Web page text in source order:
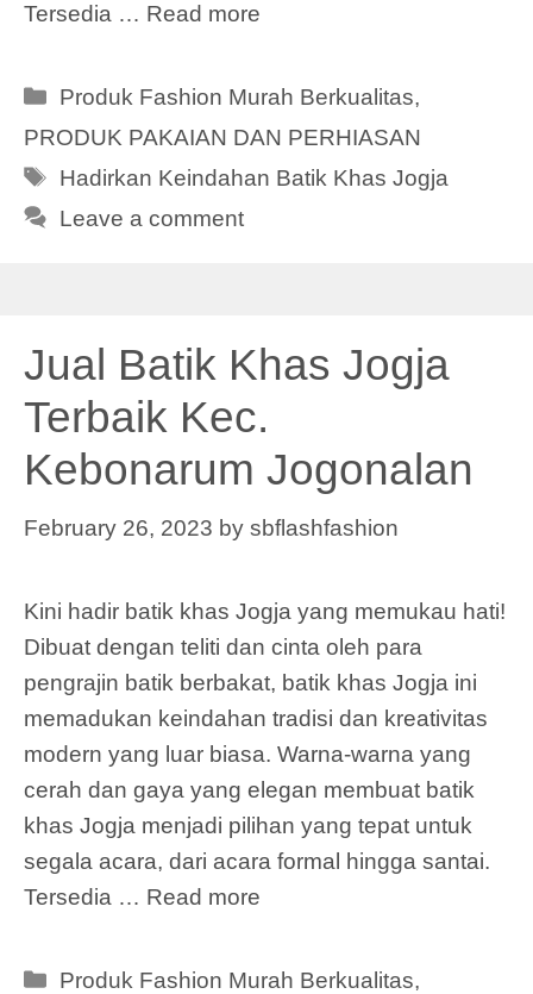
Tersedia … Read more
Categories
Produk Fashion Murah Berkualitas,
PRODUK PAKAIAN DAN PERHIASAN
Tags
Hadirkan Keindahan Batik Khas Jogja
Leave a comment
Jual Batik Khas Jogja
Terbaik Kec.
Kebonarum Jogonalan
February 26, 2023 by sbflashfashion
Kini hadir batik khas Jogja yang memukau hati!
Dibuat dengan teliti dan cinta oleh para
pengrajin batik berbakat, batik khas Jogja ini
memadukan keindahan tradisi dan kreativitas
modern yang luar biasa. Warna-warna yang
cerah dan gaya yang elegan membuat batik
khas Jogja menjadi pilihan yang tepat untuk
segala acara, dari acara formal hingga santai.
Tersedia … Read more
Categories
Produk Fashion Murah Berkualitas,